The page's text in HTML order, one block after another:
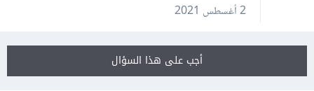
2 أغسطس 2021
أجب على هذا السؤال